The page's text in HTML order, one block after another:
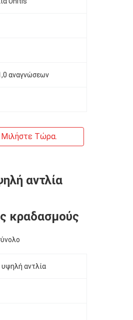
αναγνώσεων
Μιλήστε Τώρα.
αντλία
κραδασμούς
υψηλή αντλία